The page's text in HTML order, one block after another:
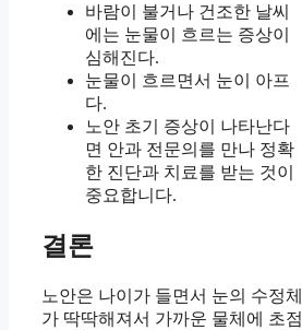
바람이 불거나 건조한 날씨
에는 눈물이 흐르는 증상이
심해진다.
눈물이 흐르면서 눈이 아프
다.
노안 초기 증상이 나타난다
면 안과 전문의를 만나 정확
한 진단과 치료를 받는 것이
중요합니다.
결론
노안은 나이가 들면서 눈의 수정체
가 딱딱해져서 가까운 물체에 초점